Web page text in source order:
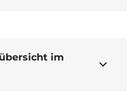
im
